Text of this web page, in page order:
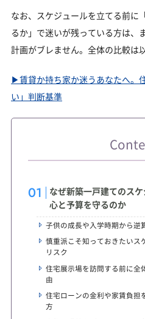
なお、スケジュールを立てる前に
るか」で迷いが残っている方は、
計画がブレません。全体の比較は
▶︎賃貸か持ち家か迷うあなたへ。
い」判断基準
なぜ新築一戸建てのス
心と予算を守るのか
子供の成長や入学時期から逆
慎重派こそ知っておきたいス
リスク
住宅展示場を訪問する前に全
由
住宅ローンの金利や家賃負担
方